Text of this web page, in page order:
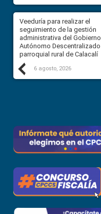
Previous
Veeduría para realizar el
seguimiento de la gestión
administrativa del Gobierno
Autónomo Descentralizado
parroquial rural de Calacalí
6 agosto, 2026